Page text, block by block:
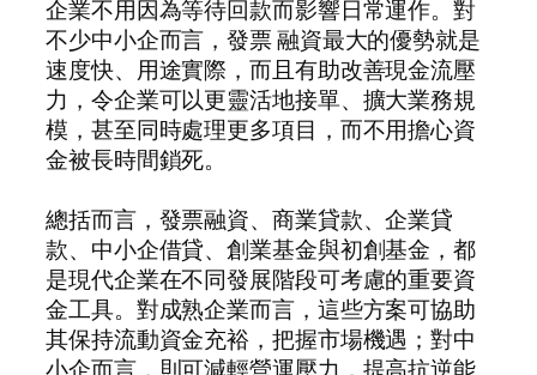
企業不用因為等待回款而影響日常運作。對
不少中小企而言，發票 融資最大的優勢就是
速度快、用途實際，而且有助改善現金流壓
力，令企業可以更靈活地接單、擴大業務規
模，甚至同時處理更多項目，而不用擔心資
金被長時間鎖死。
總括而言，發票融資、商業貸款、企業貸
款、中小企借貸、創業基金與初創基金，都
是現代企業在不同發展階段可考慮的重要資
金工具。對成熟企業而言，這些方案可協助
其保持流動資金充裕，把握市場機遇；對中